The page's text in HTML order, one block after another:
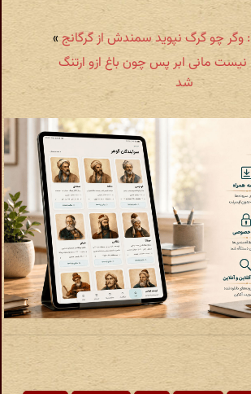
»
۶۴: نیست مانی ابر پس چون باغ ازو ارتنگ
شد